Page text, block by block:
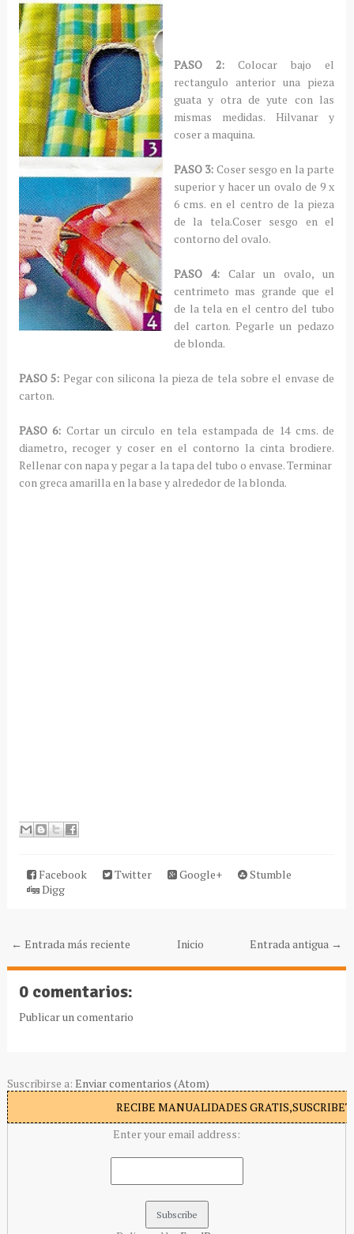
PASO 2: Colocar bajo el
rectangulo anterior una pieza
guata y otra de yute con las
mismas medidas. Hilvanar y
coser a maquina.
PASO 3: Coser sesgo en la parte
superior y hacer un ovalo de 9 x
6 cms. en el centro de la pieza
de la tela.Coser sesgo en el
contorno del ovalo.
PASO 4:Calar un ovalo, un
centrimeto mas grande que el
de la tela en el centro del tubo
del carton. Pegarle un pedazo
de blonda.
PASO 5: Pegar con silicona la pieza de tela sobre el envase de
carton.
PASO 6: Cortar un circulo en tela estampada de 14 cms. de
diametro, recoger y coser en el contorno la cinta brodiere.
Rellenar con napa y pegar a la tapa del tubo o envase. Terminar
con greca amarilla en la base y alrededor de la blonda.
Facebook Twitter Google+
Stumble
Digg
← Entrada más reciente Entrada antigua →
Inicio
0 comentarios:
Publicar un comentario
Suscribirse a: Enviar comentarios (Atom)
RECIBE MANUALIDADES
Enter your email address: